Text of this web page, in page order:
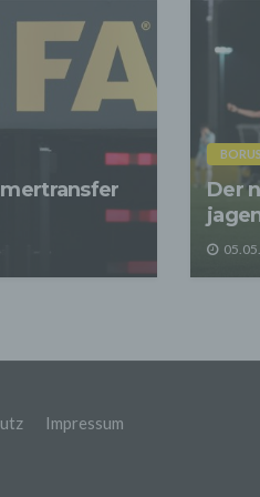
Der
Impressum
Abrechnungszwecke
andere Zwecke,
Verpflichtungen
Lieferanten).
Bei der
Angaben des
Anschlussfragen
Personenbezogene
erfüllt haben und der
4. Erhebung von
Wir erheben Daten
befindet (so
statistische